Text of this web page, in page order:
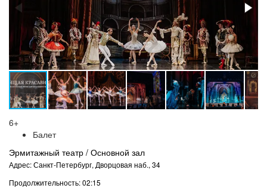
6+
Балет
Эрмитажный театр / Основной зал
Адрес: Санкт-Петербург, Дворцовая наб., 34
Продолжительность: 02:15